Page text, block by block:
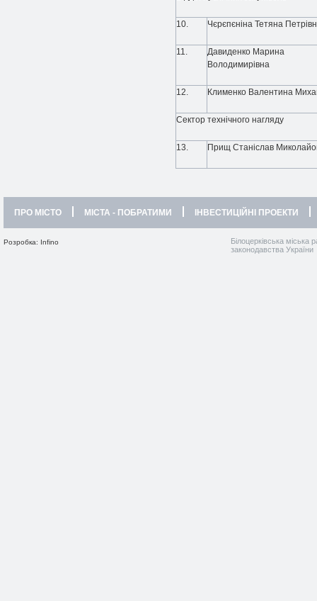
10. Чєрєпєніна Тетяна
11.
Давиденко Марина
Володимирівна
12. Клименко Валентина
Сектор технічного нагляду
13. Прищ Станіслав
ПРО МІСТО МІСТА - ПОБРАТИМИ ІНВЕСТИЦІЙНІ ПРОЕКТИ
Розробка: Infino
Білоцерківська міська
законодавства України